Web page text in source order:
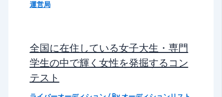
運営局
全国に在住している女子大生・専門
学生の中で輝く女性を発掘するコン
テスト